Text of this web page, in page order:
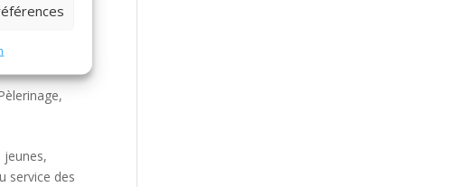
,
jeunes,
service des